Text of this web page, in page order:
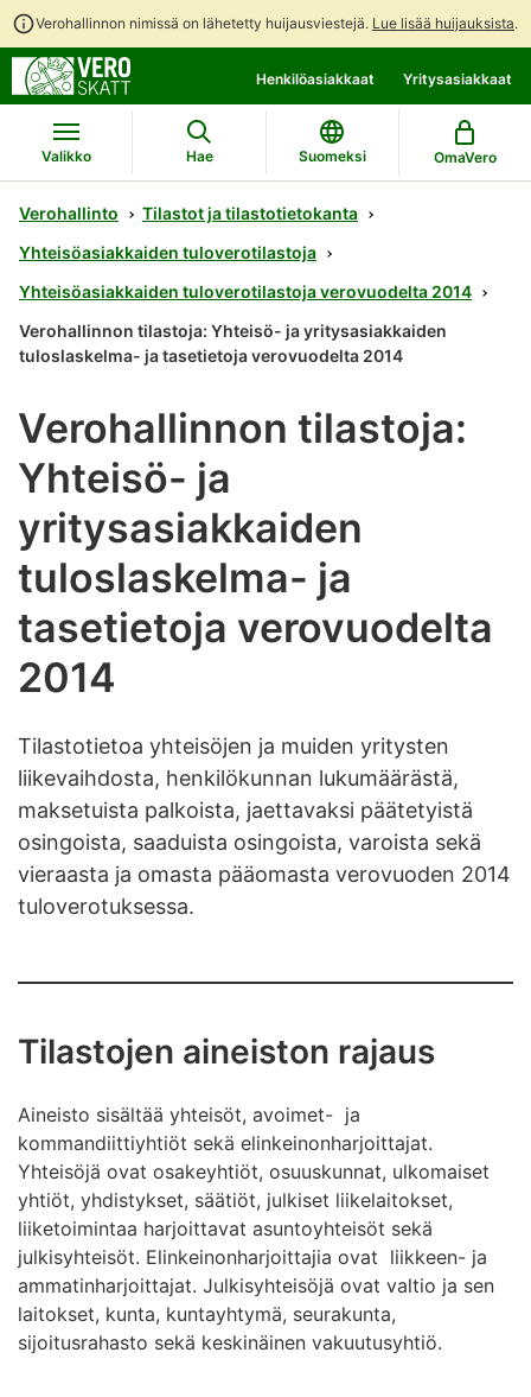
Verohallinnon nimissä on lähetetty huijausviestejä. Lue lisää huijauksista.
suoraan
sisältöön
koko
sivuston
hakuun
Henkilöasiakkaat Yritysasiakkaat
Valikko Hae Suomeksi OmaVero
Verohallinto
Tilastot ja tilastotietokanta
Yhteisöasiakkaiden tuloverotilastoja
Yhteisöasiakkaiden tuloverotilastoja verovuodelta 2014
Verohallinnon tilastoja: Yhteisö- ja yritysasiakkaiden
tuloslaskelma- ja tasetietoja verovuodelta 2014
Verohallinnon tilastoja:
Yhteisö- ja
yritysasiakkaiden
tuloslaskelma- ja
tasetietoja verovuodelta
2014
Tilastotietoa yhteisöjen ja muiden yritysten
liikevaihdosta, henkilökunnan lukumäärästä,
maksetuista palkoista, jaettavaksi päätetyistä
osingoista, saaduista osingoista, varoista sekä
vieraasta ja omasta pääomasta verovuoden 2014
tuloverotuksessa.
Tilastojen aineiston rajaus
Aineisto sisältää yhteisöt, avoimet- ja
kommandiittiyhtiöt sekä elinkeinonharjoittajat.
Yhteisöjä ovat osakeyhtiöt, osuuskunnat, ulkomaiset
yhtiöt, yhdistykset, säätiöt, julkiset liikelaitokset,
liiketoimintaa harjoittavat asuntoyhteisöt sekä
julkisyhteisöt. Elinkeinonharjoittajia ovat liikkeen- ja
ammatinharjoittajat. Julkisyhteisöjä ovat valtio ja sen
laitokset, kunta, kuntayhtymä, seurakunta,
sijoitusrahasto sekä keskinäinen vakuutusyhtiö.